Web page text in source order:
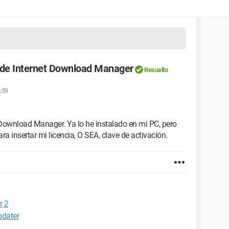
Internet Download Manager Resuelto
Manager. Ya lo he instalado en mi PC, pero
insertar mi licencia, O SEA, clave de activación.
2